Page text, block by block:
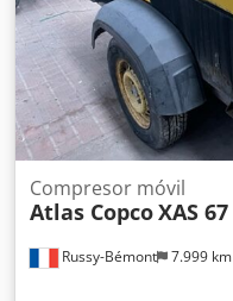
Russy-Bémont 7.999 km
Compresor móvil
Atlas CopcoXAS 67